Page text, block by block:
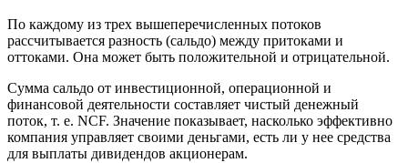
По каждому из трех вышеперечисленных потоков
рассчитывается разность (сальдо) между притоками и
оттоками. Она может быть положительной и отрицательной.
Сумма сальдо от инвестиционной, операционной и
финансовой деятельности составляет чистый денежный
поток, т. е. NCF. Значение показывает, насколько эффективно
компания управляет своими деньгами, есть ли у нее средства
для выплаты дивидендов акционерам.